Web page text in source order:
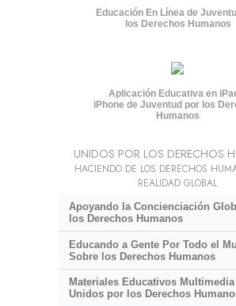
Educación En Línea de
los Derechos Humanos
Aplicación Educativa en
iPhone de Juventud por los
Humanos
UNIDOS POR LOS DERECHOS
HACIENDO DE LOS DERECHOS
REALIDAD GLOBAL
Apoyando la Concienciación
los Derechos Humanos
Educando a Gente Por Todo el
Sobre los Derechos Humanos
Materiales Educativos
Unidos por los Derechos